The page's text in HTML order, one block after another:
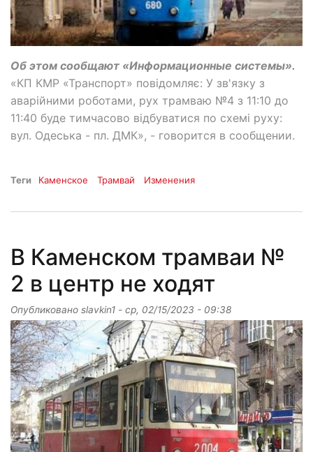
Об этом сообщают «Информационные системы».
«КП КМР «Транспорт» повідомляє: У зв'язку з
аварійними роботами, рух трамваю №4 з 11:10 до
11:40 буде тимчасово відбуватися по схемі руху:
вул. Одеська - пл. ДМК», - говорится в сообщении.
Теги Каменское Трамвай Изменения
В Каменском трамваи №
2 в центр не ходят
Опубликовано slavkin1 - ср, 02/15/2023 - 09:38